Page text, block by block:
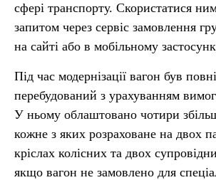
сфері транспорту. Скористатися
запитом через сервіс замовлення
на сайті або в мобільному
Під час модернізації вагон був
перебудований з урахуванням вимог
У ньому облаштовано чотири
кожне з яких розраховане на двох
кріслах колісних та двох
якщо вагон не замовлено для